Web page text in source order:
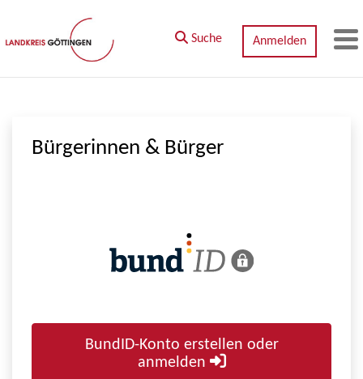
Zum Hauptinhalt springen
Suche Anmelden
Bürgerinnen & Bürger
BundID-Konto erstellen oder
anmelden